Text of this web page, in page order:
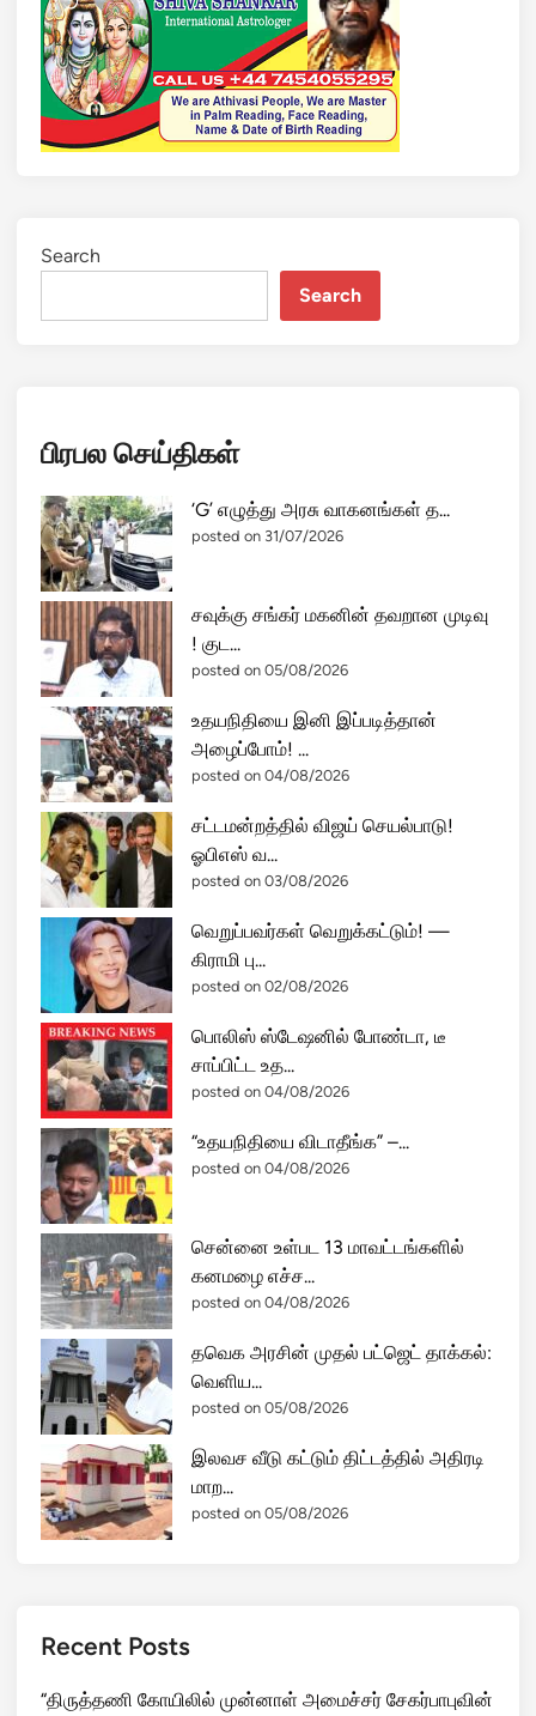
Search
Search
பிரபல செய்திகள்
‘G’ எழுத்து அரசு வாகனங்கள் த...
posted on 31/07/2026
சவுக்கு சங்கர் மகனின் தவறான முடிவு
! குட...
posted on 05/08/2026
உதயநிதியை இனி இப்படித்தான்
அழைப்போம்! ...
posted on 04/08/2026
சட்டமன்றத்தில் விஜய் செயல்பாடு!
ஓபிஎஸ் வ...
posted on 03/08/2026
வெறுப்பவர்கள் வெறுக்கட்டும்! —
கிராமி பு...
posted on 02/08/2026
பொலிஸ் ஸ்டேஷனில் போண்டா, டீ
சாப்பிட்ட உத...
posted on 04/08/2026
“உதயநிதியை விடாதீங்க” –...
posted on 04/08/2026
சென்னை உள்பட 13 மாவட்டங்களில்
கனமழை எச்ச...
posted on 04/08/2026
தவெக அரசின் முதல் பட்ஜெட் தாக்கல்:
வெளிய...
posted on 05/08/2026
இலவச வீடு கட்டும் திட்டத்தில் அதிரடி
மாற...
posted on 05/08/2026
Recent Posts
“திருத்தணி கோயிலில் முன்னாள் அமைச்சர் சேகர்பாபுவின்